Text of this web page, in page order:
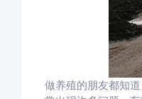
做养殖的朋友都知